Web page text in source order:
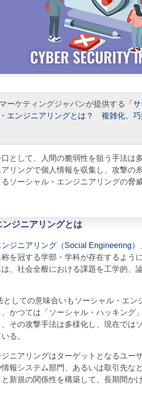
ーケティングジャパンが提供する「
エンジニアリングとは？ 複雑化、巧
として、人間の脆弱性を狙う手法は
リングで個人情報を収集し、攻撃の
ソーシャル・エンジニアリングの脅
ジニアリングとは
ジニアリング（Social Engineering）
を冠する学部・学科が存在するよう
、社会全般における課題を工学的、
しての意味合いもソーシャル・エン
かつては「ソーシャル・ハッキング
、その攻撃手法は多様化し、現在では
る。
ニアリングはターゲットとなるユー
報システム部門、あるいは取引先な
新規の関係性を構築して、長期間か